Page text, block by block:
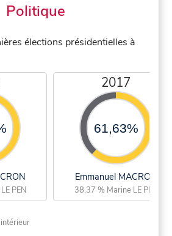
Politique
élections présidentielles à
PEN
2017
61,63%
Emmanuel MACRON
38,37 % Marine LE PEN